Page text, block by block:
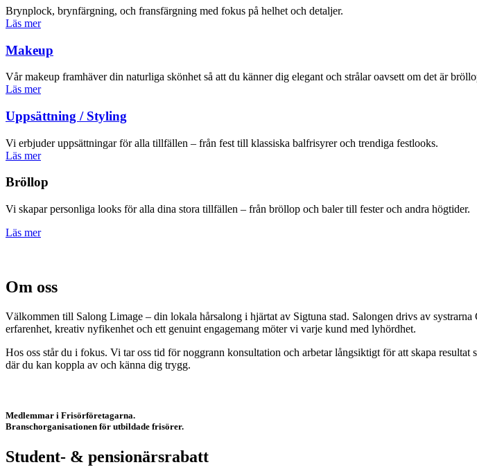
Brynplock, brynfärgning, och fransfärgning med fokus på helhet och detaljer.
Läs mer
Makeup
Vår makeup framhäver din naturliga skönhet så att du känner dig elegant och strålar oavsett om det är
Läs mer
Uppsättning / Styling
Vi erbjuder uppsättningar för alla tillfällen – från fest till klassiska balfrisyrer och trendiga festlooks.
Läs mer
Bröllop
Vi skapar personliga looks för alla dina stora tillfällen – från bröllop och baler till fester och andra högtider.
Läs mer
Om oss
Välkommen till Salong Limage – din lokala hårsalong i hjärtat av Sigtuna stad. Salongen drivs av
erfarenhet, kreativ nyfikenhet och ett genuint engagemang möter vi varje kund med lyhördhet.
Hos oss står du i fokus. Vi tar oss tid för noggrann konsultation och arbetar långsiktigt för att skapa
där du kan koppla av och känna dig trygg.
Medlemmar i Frisörföretagarna.
Branschorganisationen för utbildade frisörer.
Student- & pensionärs­rabatt